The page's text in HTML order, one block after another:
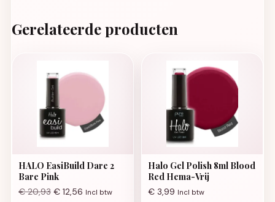
Gerelateerde producten
HALO EasiBuild Dare 2
Bare Pink
€20,93 € 12,56 Incl btw
Halo Gel Polish 8ml Blood
Red Hema-Vrij
€ 3,99 Incl btw